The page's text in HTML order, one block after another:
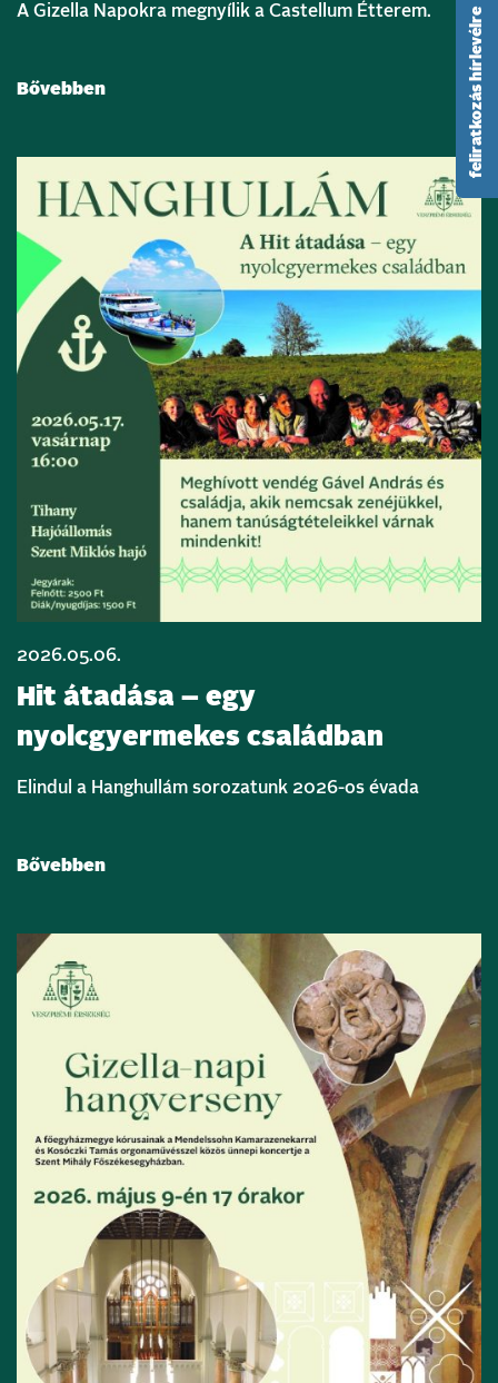
A Gizella Napokra megnyílik a Castellum Étterem.
Bővebben
2026.05.06.
Hit átadása – egy
nyolcgyermekes családban
Elindul a Hanghullám sorozatunk 2026-os évada
Bővebben
feliratkozás hírlevélre